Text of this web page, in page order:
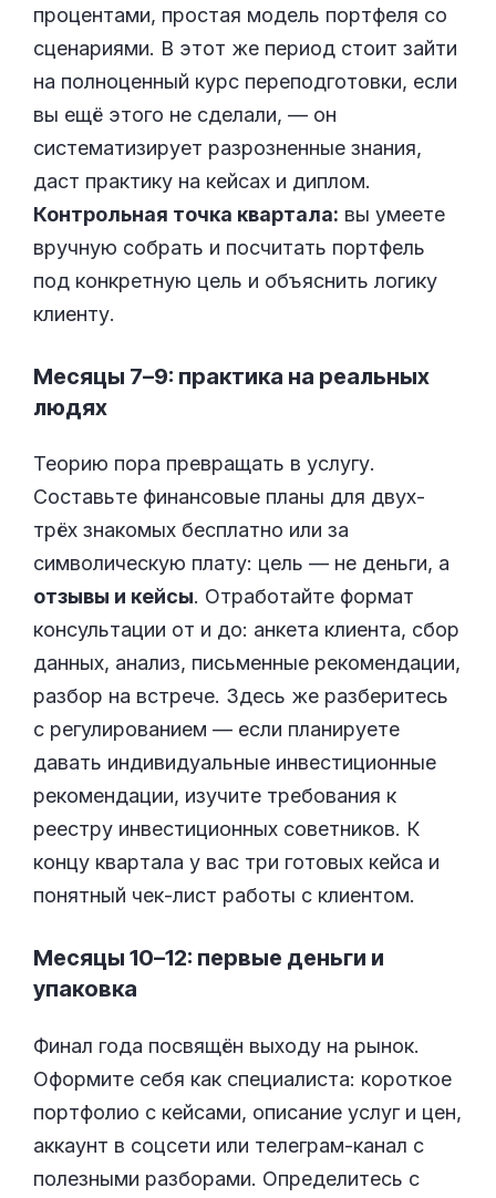
процентами, простая модель портфеля со
сценариями. В этот же период стоит зайти
на полноценный курс переподготовки, если
вы ещё этого не сделали, — он
систематизирует разрозненные знания,
даст практику на кейсах и диплом.
Контрольная точка квартала: вы умеете
вручную собрать и посчитать портфель
под конкретную цель и объяснить логику
клиенту.
Месяцы 7–9: практика на реальных
людях
Теорию пора превращать в услугу.
Составьте финансовые планы для двух-
трёх знакомых бесплатно или за
символическую плату: цель — не деньги, а
отзывы и кейсы. Отработайте формат
консультации от и до: анкета клиента, сбор
данных, анализ, письменные рекомендации,
разбор на встрече. Здесь же разберитесь
с регулированием — если планируете
давать индивидуальные инвестиционные
рекомендации, изучите требования к
реестру инвестиционных советников. К
концу квартала у вас три готовых кейса и
понятный чек-лист работы с клиентом.
Месяцы 10–12: первые деньги и
упаковка
Финал года посвящён выходу на рынок.
Оформите себя как специалиста: короткое
портфолио с кейсами, описание услуг и цен,
аккаунт в соцсети или телеграм-канал с
полезными разборами. Определитесь с